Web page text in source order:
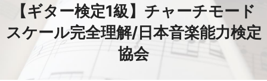
【ギター検定1級】チャーチモード
スケール完全理解/日本音楽能力検定
協会